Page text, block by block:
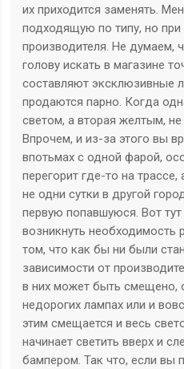
их приходится заменять.
подходящую по типу, но при
производителя. Не думаем,
голову искать в магазине
составляют эксклюзивные
продаются парно. Когда
светом, а вторая желтым,
Впрочем, и из-за этого вы
впотьмах с одной фарой,
перегорит где-то на
не одни сутки в другой
первую попавшуюся. Вот
возникнуть необходимость
том, что как бы ни были
зависимости от
в них может быть смещено,
недорогих лампах или и
этим смещается и весь
начинает светить вверх и
бампером. Так что, если вы